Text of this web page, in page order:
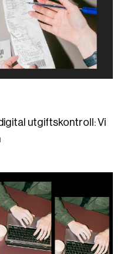
utgiftskontroll: Vi